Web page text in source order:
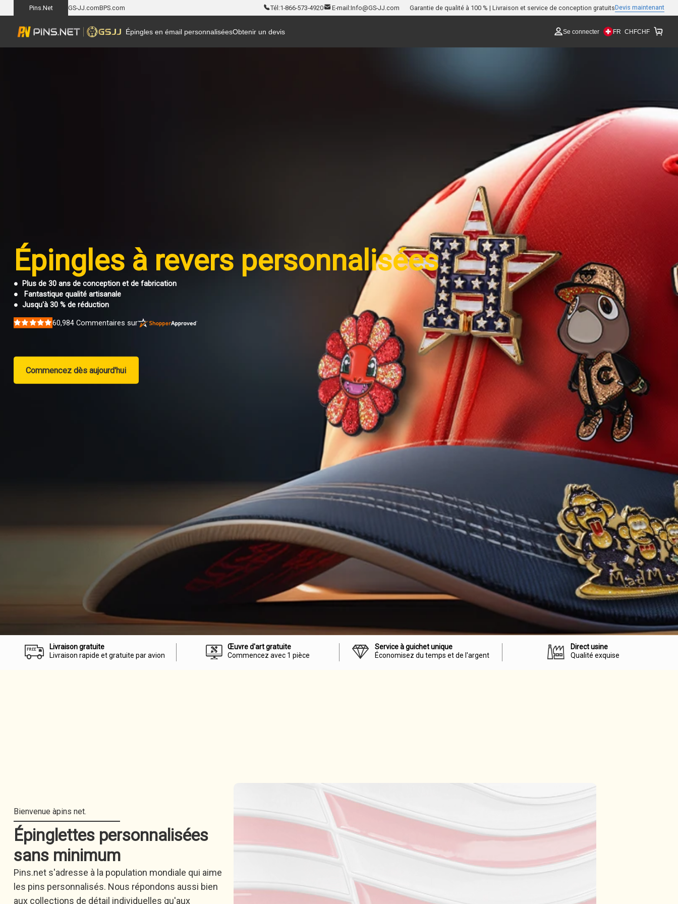
Pins.Net GS-JJ.comBPS.com Tél:1-866-573-4920 E-mail:Info@GS-JJ.com Garantie de qualité à 100 % | Livraison et service de conception gratuitsDevis maintenant
Épingles en émail personnaliséesObtenir un devis Se connecter FR CHFCHF
Épingles à revers personnalisées
● Plus de 30 ans de conception et de fabrication
● Fantastique qualité artisanale
● Jusqu'à 30 % de réduction
Rated
stars
60,984 Commentaires sur
Commencez dès aujourd'hui
Livraison gratuite
Livraison rapide et gratuite par avion
Œuvre d'art gratuite
Commencez avec 1 pièce
Service à guichet unique
Économisez du temps et de l'argent
Direct usine
Qualité exquise
Épinglettes personnalisées
sans minimum
Pins.net s'adresse à la population mondiale qui aime
les pins personnalisés. Nous répondons aussi bien
aux collections de détail individuelles qu'aux